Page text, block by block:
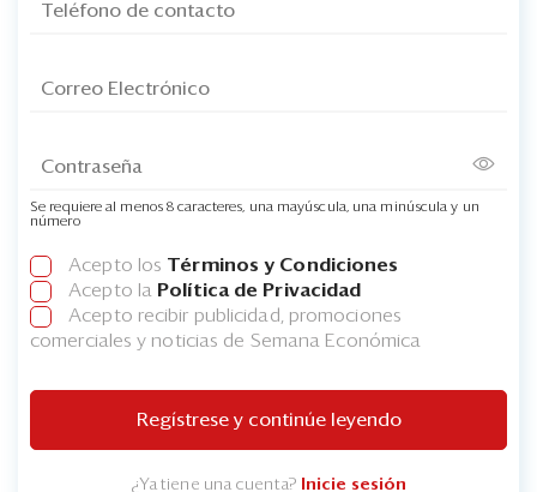
Se requiere al menos 8 caracteres, una mayúscula, una minúscula y un
número
Acepto los Términos y Condiciones
Acepto la Política de Privacidad
Acepto recibir publicidad, promociones
comerciales y noticias de Semana Económica
Regístrese y continúe leyendo
¿Ya tiene una cuenta? Inicie sesión